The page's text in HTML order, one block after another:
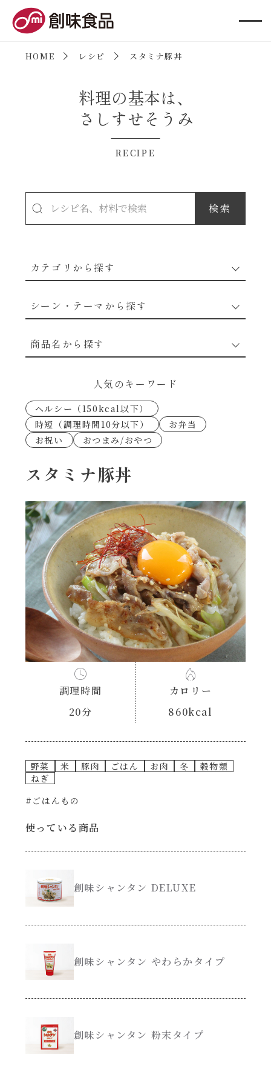
HOME レシピ スタミナ豚丼
料理の基本は、
さしすせそうみ
RECIPE
カテゴリから探す
穀物類のレシピ
シーン・テーマから探す
なんでも南蛮
考えるな、二代目で炒めろ！～○○の炒め物
朝シャン（パン派）
ヘルシー（150kcal以下）
時短（調理時間10分以下）
お弁当
おつまみ/おやつ
主菜
副菜
サラダ
スープ
肉ピクキノピク
グラタン/ドリア
商品名から探す
あえるハコネーゼトマトバジル
あえるハコネーゼ高菜
あえるハコネーゼミートソース
あえるハコネーゼ明太子
あえるハコネーゼナポリタン
あえるハコネーゼジェノベーゼ
あえるハコネーゼペペロンチーノ
あえるハコネーゼたらこクリーム
シャンタンシリーズ
創味のつゆ
創味のつゆあまくち
白だし
そうめんつゆ
焼肉のたれ 初代
人気のキーワード
ヘルシー（150kcal以下）
時短（調理時間10分以下）
お弁当
お祝い
おつまみ/おやつ
スタミナ豚丼
調理時間
20分
カロリー
860kcal
野菜 米 豚肉 ごはん お肉 冬
穀物類
ねぎ
#ごはんもの
使っている商品
創味シャンタン DELUXE
創味シャンタン やわらかタイプ
創味シャンタン 粉末タイプ